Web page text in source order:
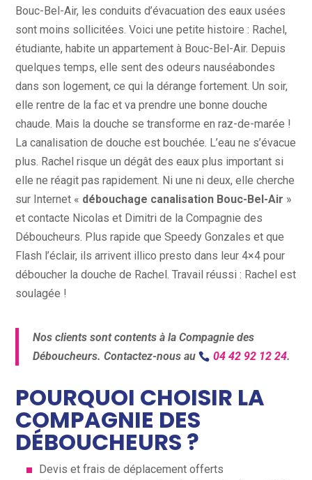
Bouc-Bel-Air, les conduits d’évacuation des eaux usées
sont moins sollicitées. Voici une petite histoire : Rachel,
étudiante, habite un appartement à Bouc-Bel-Air. Depuis
quelques temps, elle sent des odeurs nauséabondes
dans son logement, ce qui la dérange fortement. Un soir,
elle rentre de la fac et va prendre une bonne douche
chaude. Mais la douche se transforme en raz-de-marée !
La canalisation de douche est bouchée. L’eau ne s’évacue
plus. Rachel risque un dégât des eaux plus important si
elle ne réagit pas rapidement. Ni une ni deux, elle cherche
sur Internet « débouchage canalisation Bouc-Bel-Air »
et contacte Nicolas et Dimitri de la Compagnie des
Déboucheurs. Plus rapide que Speedy Gonzales et que
Flash l’éclair, ils arrivent illico presto dans leur 4×4 pour
déboucher la douche de Rachel. Travail réussi : Rachel est
soulagée !
Nos clients sont contents à la Compagnie des
Déboucheurs. Contactez-nous au
04 42 92 12 24.
POURQUOI CHOISIR LA
COMPAGNIE DES
DÉBOUCHEURS ?
Devis et frais de déplacement offerts